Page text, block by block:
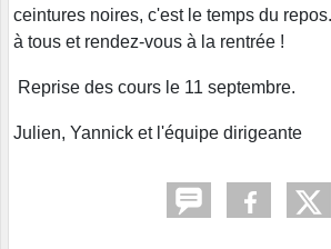
ceintures noires, c'est le temps du
à tous et rendez-vous à la rentrée !
Reprise des cours le 11 septembre.
Julien, Yannick et l'équipe dirigeante